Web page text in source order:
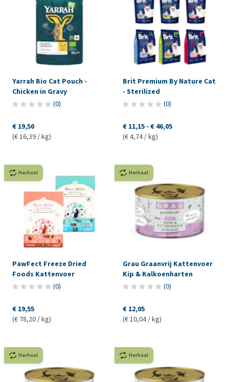
Yarrah Bio Cat Pouch -
Chicken in Gravy
(0)
€ 19,50
(€ 16,39 / kg)
Brit Premium By Nature Cat
- Sterilized
(0)
€ 11,15 - € 46,05
(€ 4,74 / kg)
Herhaal
PawFect Freeze Dried
Foods Kattenvoer
(0)
€ 19,55
(€ 78,20 / kg)
Herhaal
Grau Graanvrij Kattenvoer
Kip & Kalkoenharten
(0)
€ 12,05
(€ 10,04 / kg)
Herhaal Herhaal